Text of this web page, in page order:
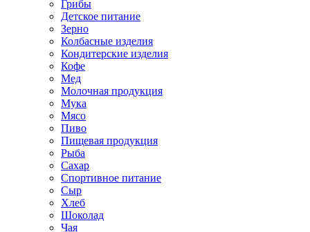
Грибы
Детское питание
Зерно
Колбасные изделия
Кондитерские изделия
Кофе
Мед
Молочная продукция
Мука
Мясо
Пиво
Пищевая продукция
Рыба
Сахар
Спортивное питание
Сыр
Хлеб
Шоколад
Чая